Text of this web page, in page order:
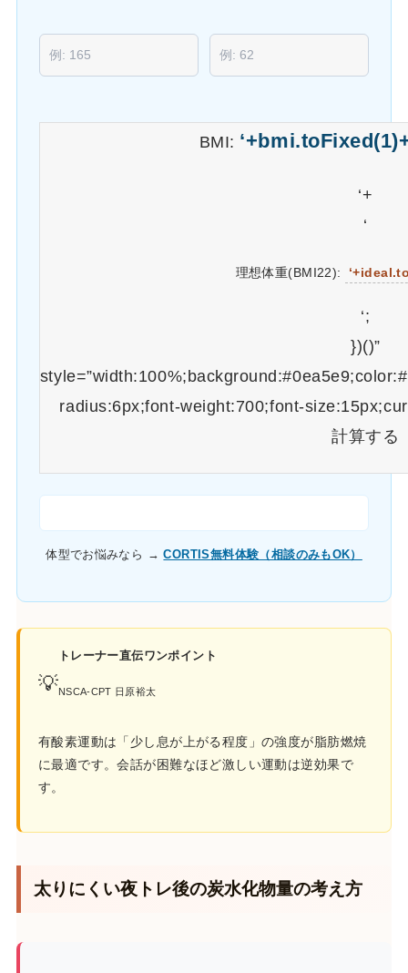
BMI:
‘+
‘
理想体重(BMI22):
‘;
})()”
radius:6px;font-weight:700;font-
計算する
体型でお悩みなら →CORTIS無料体験（相談のみもOK）
💡
トレーナー直伝ワンポイント
NSCA-CPT 日原裕太
有酸素運動は「少し息が上がる程度」の強度が脂肪燃焼
に最適です。会話が困難なほど激しい運動は逆効果で
す。
太りにくい夜トレ後の炭水化物量の考え方